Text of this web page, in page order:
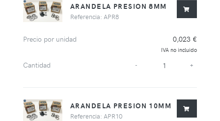
ARANDELA PRESION 8MM
Referencia: APR8
Precio por unidad 0,023 €
IVA no incluido
Cantidad - +
ARANDELA PRESION 10MM
Referencia: APR10